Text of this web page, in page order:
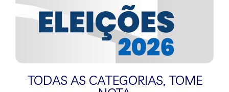
TODAS AS CATEGORIAS, TOME